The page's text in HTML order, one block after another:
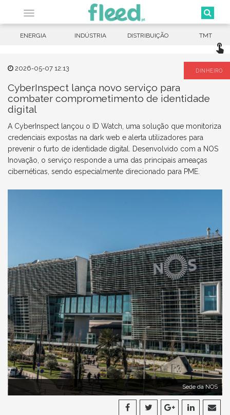

ENERGIA INDÚSTRIA DISTRIBUIÇÃO TMT
touch_app
2026-05-07 12:13 DINHEIRO
CyberInspect lança novo serviço para
combater comprometimento de identidade
digital
A CyberInspect lançou o ID Watch, uma solução que monitoriza
credenciais expostas na dark web e alerta utilizadores para
prevenir o furto de identidade digital. Desenvolvido com a NOS
Inovação, o serviço responde a uma das principais ameaças
cibernéticas, sendo especialmente direcionado para PME.
Sede da NOS